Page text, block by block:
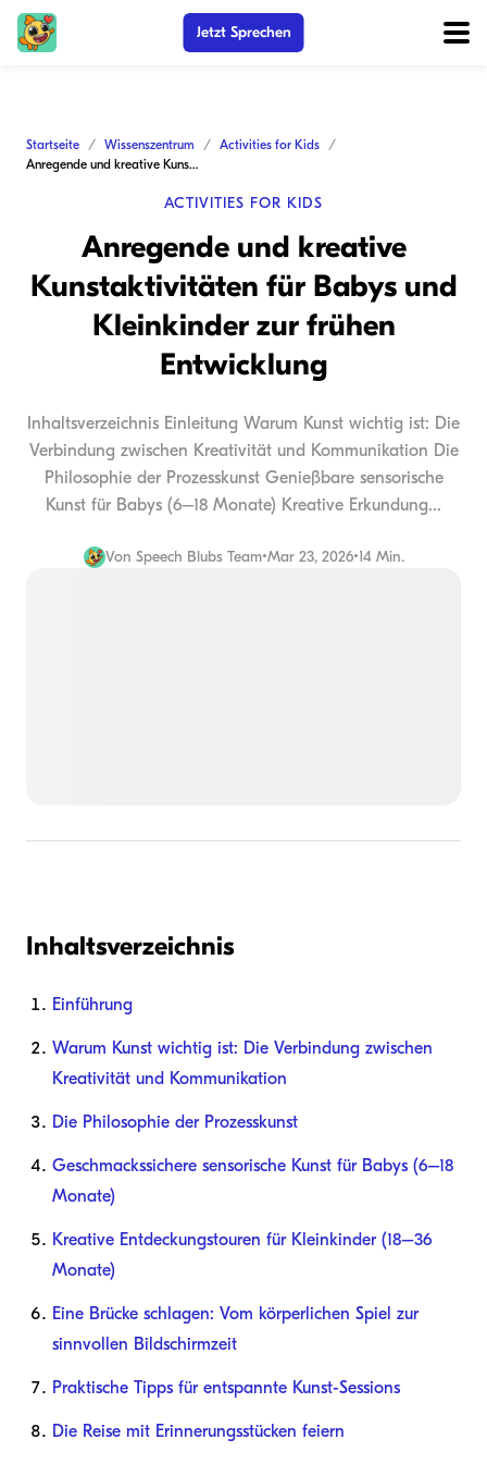
Jetzt Sprechen
Startseite Wissenszentrum
Activities for Kids
Anregende und kreative Kunstaktivitäten für Babys und Kleinkinder zur frühen Entwicklung
ACTIVITIES FOR KIDS
Anregende und kreative
Kunstaktivitäten für Babys und
Kleinkinder zur frühen
Entwicklung
Inhaltsverzeichnis Einleitung Warum Kunst wichtig ist: Die
Verbindung zwischen Kreativität und Kommunikation Die
Philosophie der Prozesskunst Genießbare sensorische
Kunst für Babys (6–18 Monate) Kreative Erkundung...
Von Speech Blubs Team•Mar 23, 2026•14 Min.
Inhaltsverzeichnis
Einführung
Warum Kunst wichtig ist: Die Verbindung zwischen
Kreativität und Kommunikation
Die Philosophie der Prozesskunst
Geschmackssichere sensorische Kunst für Babys (6–18
Monate)
Kreative Entdeckungstouren für Kleinkinder (18–36
Monate)
Eine Brücke schlagen: Vom körperlichen Spiel zur
sinnvollen Bildschirmzeit
Praktische Tipps für entspannte Kunst-Sessions
Die Reise mit Erinnerungsstücken feiern